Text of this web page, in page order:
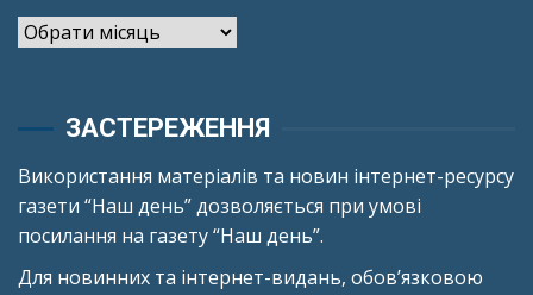
Архіви
ЗАСТЕРЕЖЕННЯ
Використання матеріалів та новин інтернет-ресурсу
газети “Наш день” дозволяється при умові
посилання на газету “Наш день”.
Для новинних та інтернет-видань, обов’язковою